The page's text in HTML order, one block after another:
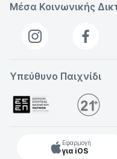
Μέσα Κοινωνικής
Υπεύθυνο Παιχνίδι
Εφαρμογή
για iOS